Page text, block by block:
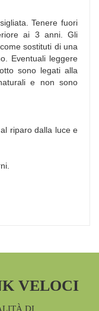
Tenere fuori
ai 3 anni. Gli
sostituti di una
Eventuali leggere
sono legati alla
e non sono
riparo dalla luce e
VELOCI
DI